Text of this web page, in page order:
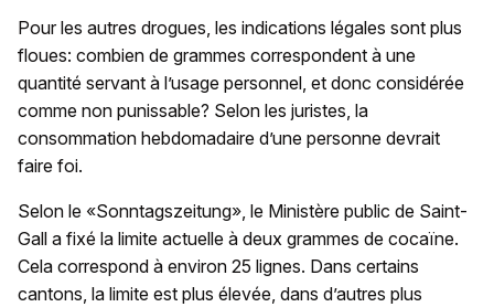
Pour les autres drogues, les indications légales sont plus
floues: combien de grammes correspondent à une
quantité servant à l’usage personnel, et donc considérée
comme non punissable? Selon les juristes, la
consommation hebdomadaire d’une personne devrait
faire foi.
Selon le «Sonntagszeitung», le Ministère public de Saint-
Gall a fixé la limite actuelle à deux grammes de cocaïne.
Cela correspond à environ 25 lignes. Dans certains
cantons, la limite est plus élevée, dans d’autres plus